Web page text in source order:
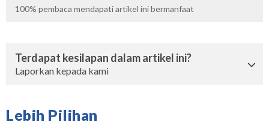
100% pembaca mendapati artikel ini bermanfaat
Terdapat kesilapan dalam artikel ini?
Laporkan kepada kami
Lebih Pilihan